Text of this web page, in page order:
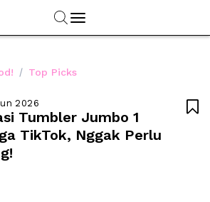
/ Top Picks
2026
Tumbler Jumbo 1
TikTok, Nggak Perlu
